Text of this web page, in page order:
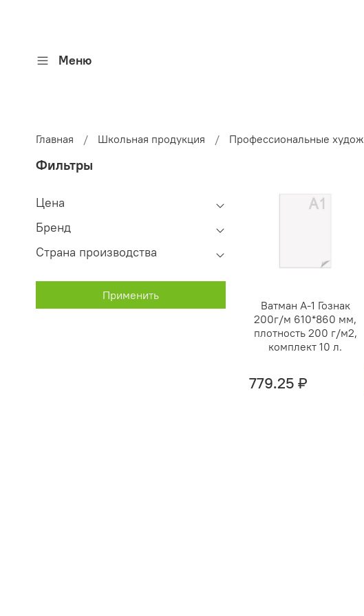
Меню
Главная Школьная продукция Профессиональные
Ватман А-1 Гознак
200г/м 610*860 мм,
плотность 200 г/м2,
комплект 10 л.
779.25 ₽
Фильтры
Цена
Бренд
Страна производства
Применить